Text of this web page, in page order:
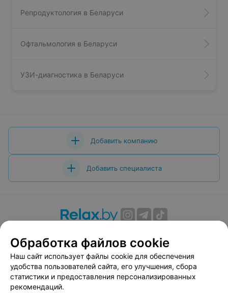
Репродуктология в Беларуси
Офтальмология в Беларуси
УЗИ-диагностика в Беларуси
Добавить компанию
Добавить специалиста
Вакансии
Публичный договор
Способы оплаты
Публичный договор по использованию сервиса
«Афиша»
Пользовательское соглашение
Обработка файлов cookie
Наш сайт использует файлы cookie для обеспечения
удобства пользователей сайта, его улучшения, сбора
статистики и предоставления персонализированных
рекомендаций.